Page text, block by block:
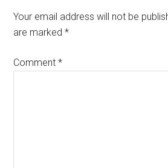
Your email address will not be
are marked*
Comment*